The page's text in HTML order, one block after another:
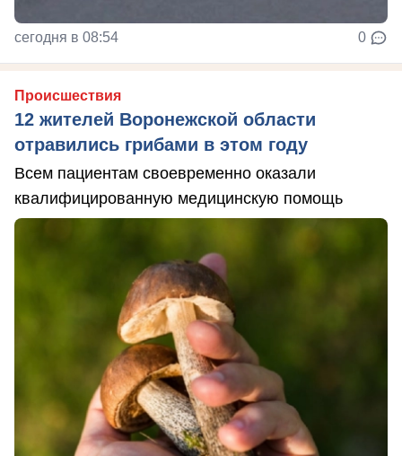
сегодня в 08:54 0
Происшествия
12 жителей Воронежской области
отравились грибами в этом году
Всем пациентам своевременно оказали
квалифицированную медицинскую помощь